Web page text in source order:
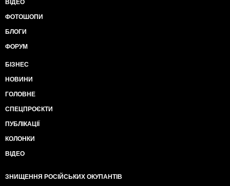
ВІДЕО
ФОТОШОПИ
БЛОГИ
ФОРУМ
БІЗНЕС
НОВИНИ
ГОЛОВНЕ
СПЕЦПРОЄКТИ
ПУБЛІКАЦІЇ
КОЛОНКИ
ВІДЕО
ЗНИЩЕННЯ РОСІЙСЬКИХ ОКУПАНТІВ